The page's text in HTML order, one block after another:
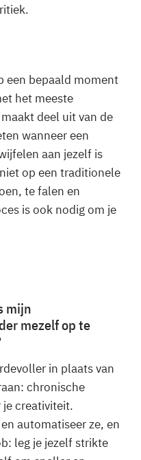
een bepaald moment
het meeste
deel uit van de
wanneer een
aan jezelf is
op een traditionele
te falen en
is ook nodig om je
mijn
mezelf op te
in plaats van
chronische
creativiteit.
automatiseer ze, en
leg je jezelf strikte